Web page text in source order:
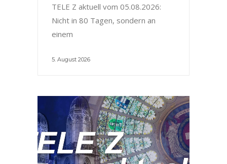
TELE Z aktuell vom 05.08.2026:
Nicht in 80 Tagen, sondern an
einem
5. August 2026